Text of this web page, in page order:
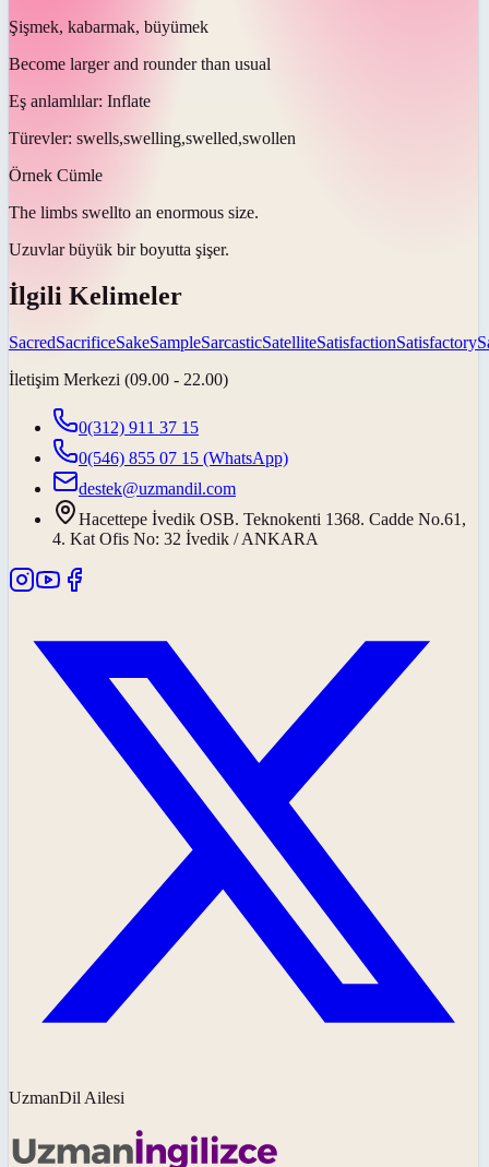
Şişmek, kabarmak, büyümek
Become larger and rounder than usual
Eş anlamlılar: Inflate
Türevler: swells,swelling,swelled,swollen
Örnek Cümle
The limbs swellto an enormous size.
Uzuvlar büyük bir boyutta şişer.
İlgili Kelimeler
SacredSacrificeSakeSampleSarcasticSatelliteSatisfactionSatisfactory
İletişim Merkezi (09.00 - 22.00)
0(312) 911 37 15
0(546) 855 07 15 (WhatsApp)
destek@uzmandil.com
Hacettepe İvedik OSB. Teknokenti 1368. Cadde No.61,
4. Kat Ofis No: 32 İvedik / ANKARA
UzmanDil Ailesi